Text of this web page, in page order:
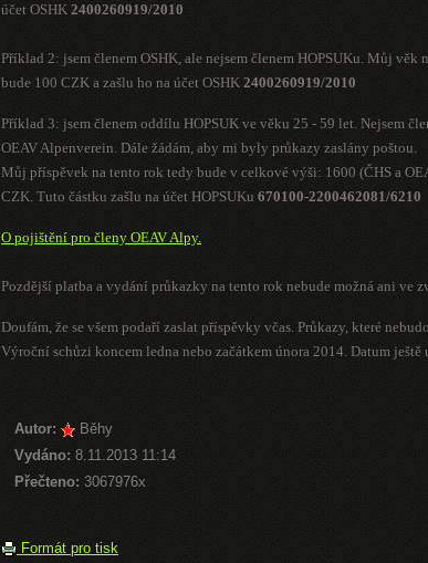
účet OSHK 2400260919/2010
Příklad 2: jsem členem OSHK, ale nejsem členem HOPSUKu. Můj
bude 100 CZK a zašlu ho na účet OSHK 2400260919/2010
Příklad 3: jsem členem oddílu HOPSUK ve věku 25 - 59 let. Nejsem
OEAV Alpenverein. Dále žádám, aby mi byly průkazy zaslány poštou.
Můj příspěvek na tento rok tedy bude v celkové výši: 1600 (ČHS a
CZK. Tuto částku zašlu na účet HOPSUKu 670100-2200462081/6210
O pojištění pro členy OEAV Alpy.
Pozdější platba a vydání průkazky na tento rok nebude možná ani ve
Doufám, že se všem podaří zaslat příspěvky včas. Průkazy, které
Výroční schůzi koncem ledna nebo začátkem února 2014. Datum ještě
Autor:
Běhy
Vydáno: 8.11.2013 11:14
Přečteno: 3067976x
Formát pro tisk